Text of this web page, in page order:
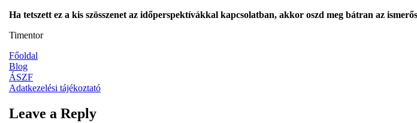
Ha tetszett ez a kis szösszenet az időperspektívákkal kapcsolatban, akkor oszd meg bátran az
Timentor
Főoldal
Blog
ÁSZF
Adatkezelési tájékoztató
Leave a Reply